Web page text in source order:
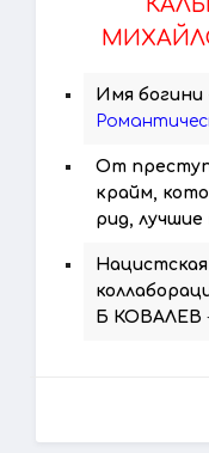
Имя
От
крайм,
рид, лучшие
Б КОВАЛЕВ